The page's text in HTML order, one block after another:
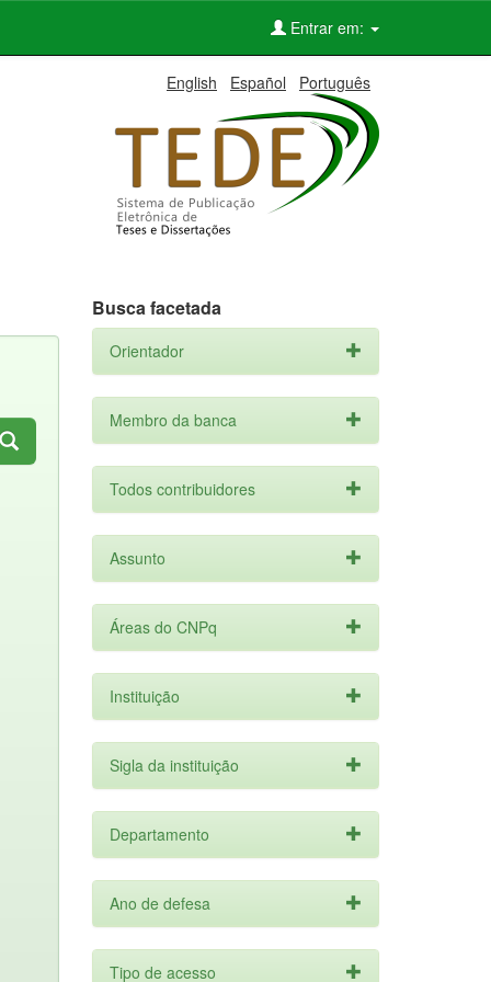
Entrar em:
English Español Português
Busca facetada
Orientador
Membro da banca
Todos contribuidores
Assunto
Áreas do CNPq
Instituição
Sigla da instituição
Departamento
Ano de defesa
Tipo de acesso